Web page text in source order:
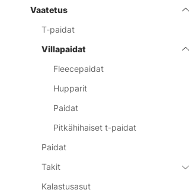
Vaatetus
T-paidat
Villapaidat
Fleecepaidat
Hupparit
Paidat
Pitkähihaiset t-paidat
Paidat
Takit
Kalastusasut